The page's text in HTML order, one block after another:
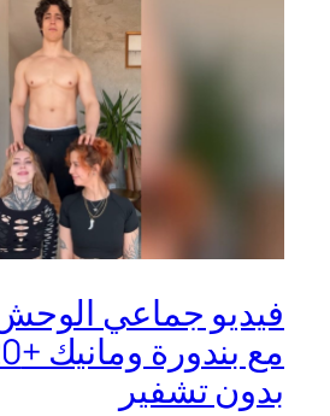
فيديو جماعي
بدون تشفير